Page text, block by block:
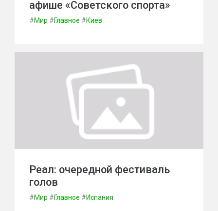
афише «Советского спорта»
#Мир #Главное #Киев
Реал: очередной фестиваль
голов
#Мир #Главное #Испания